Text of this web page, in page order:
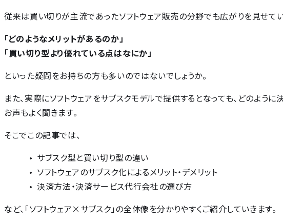
従来は買い切りが主流であったソフトウェア販売の分野でも広がりを見せて
「どのようなメリットがあるのか」
「買い切り型より優れている点はなにか」
といった疑問をお持ちの方も多いのではないでしょうか。
また、実際にソフトウェアをサブスクモデルで提供するとなっても、どのよ
お声もよく聞きます。
そこでこの記事では、
サブスク型と買い切り型の違い
ソフトウェアのサブスク化によるメリット・デメリット
決済方法・決済サービス代行会社の選び方
など、「ソフトウェア×サブスク」の全体像を分かりやすくご紹介していきます。